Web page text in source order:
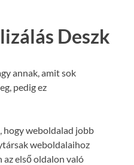
Deszk
annak, amit sok
pedig ez
hogy weboldalad jobb
weboldalaihoz
az első oldalon való